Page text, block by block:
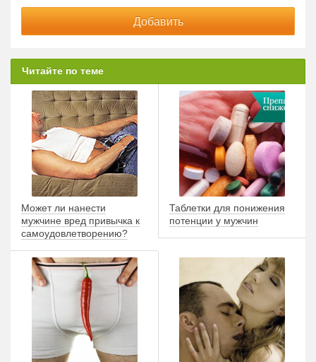
Читайте по теме
Может ли нанести
мужчине вред привычка к
самоудовлетворению?
Таблетки для понижения
потенции у мужчин